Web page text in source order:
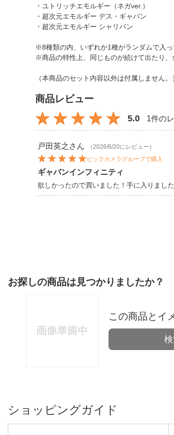
・ユトリッチエモルギー（ネガver.）
・超次元エモルギー デス・ギャバン
・超次元エモルギー シャリバン
※8種類の内、いずれか1種がランダムで入っ
※商品の特性上、同じものが続けて出たり、
（本商品のセット内容以外は付属しません。
商品レビュー
5.0 1件の
戸田英之 さん
（2026/6/20にレビュー）
ビックカメラグループで購入
ギャバンインフィニティ
欲しかったので買いました！手に入りました
お探しの商品は見つかりましたか？
この商品とイ
ショッピングガイド